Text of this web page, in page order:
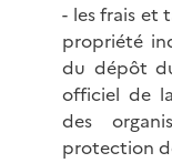
- les frais et
propriété
du dépôt
officiel de
des
protection